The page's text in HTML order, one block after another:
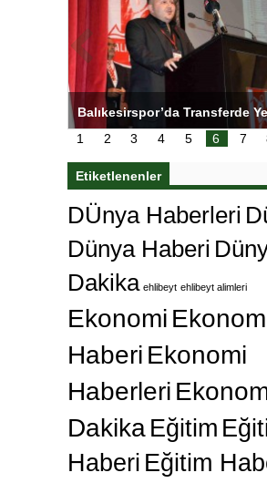
Balıkesirspor’da Transferde
Yaklaşım
1
2 3 4 5 6 7
Etiketlenenler
DÜnya Haberleri
Dünya Haberi
Dakika ehlibeyt ehlibeyt alimleri
Ekonomi
Haberi Ekonomi
Haberleri
Dakika Eğitim
Haberi Eğitim